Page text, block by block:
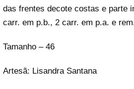
das frentes decote costas e parte
carr. em p.b., 2 carr. em p.a. e
Tamanho – 46
Artesã: Lisandra Santana